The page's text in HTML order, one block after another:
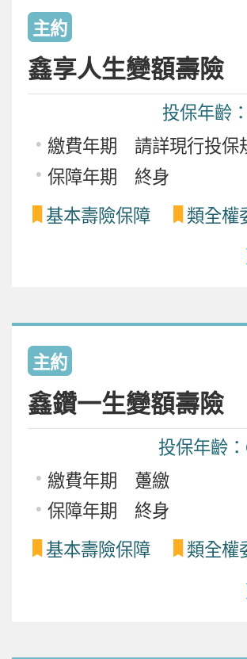
主約
鑫享人生變額壽險
投保年齡
繳費年期 請詳現行投保
保障年期 終身
基本壽險保障
類全權
主約
鑫鑽一生變額壽險
投保年齡
繳費年期 躉繳
保障年期 終身
基本壽險保障
類全權